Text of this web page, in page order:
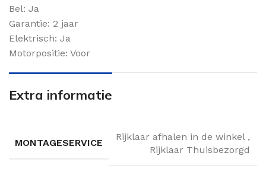
Bel: Ja
Garantie: 2 jaar
Elektrisch: Ja
Motorpositie: Voor
Extra informatie
MONTAGESERVICE
Rijklaar afhalen in de winkel ,
Rijklaar Thuisbezorgd